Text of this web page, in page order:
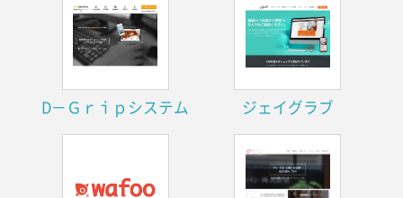
D－Ｇｒｉｐシステム ジェイグラブ